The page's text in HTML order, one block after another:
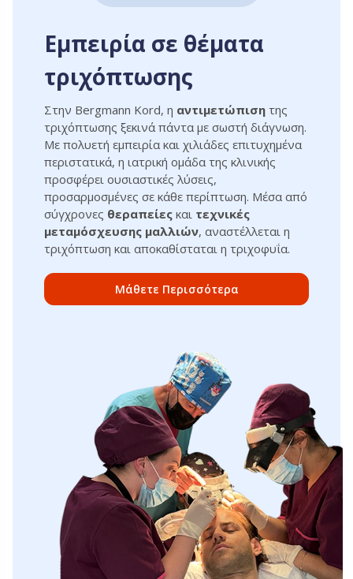
Εμπειρία σε θέματα
τριχόπτωσης
Στην Bergmann Kord, η αντιμετώπιση της
τριχόπτωσης ξεκινά πάντα με σωστή διάγνωση.
Με πολυετή εμπειρία και χιλιάδες επιτυχημένα
περιστατικά, η ιατρική ομάδα της κλινικής
προσφέρει ουσιαστικές λύσεις,
προσαρμοσμένες σε κάθε περίπτωση. Μέσα από
σύγχρονες θεραπείες και τεχνικές
μεταμόσχευσης μαλλιών, αναστέλλεται η
τριχόπτωση και αποκαθίσταται η τριχοφυΐα.
Μάθετε Περισσότερα